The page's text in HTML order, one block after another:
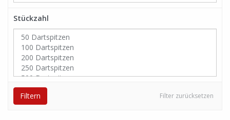
Stückzahl
Filter zurücksetzen
Filtern